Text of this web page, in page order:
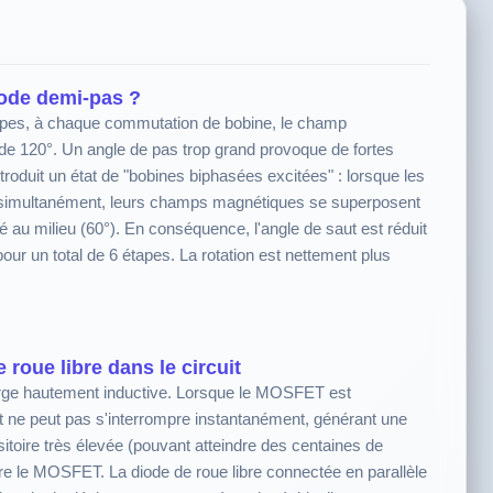
à chaque commutation de bobine, le champ
120°. Un angle de pas trop grand provoque de fortes
un état de "bobines biphasées excitées" : lorsque les
leurs champs magnétiques se superposent
milieu (60°). En conséquence, l'angle de saut est réduit
un total de 6 étapes. La rotation est nettement plus
hautement inductive. Lorsque le MOSFET est
peut pas s'interrompre instantanément, générant une
très élevée (pouvant atteindre des centaines de
le MOSFET. La diode de roue libre connectée en parallèle
de décharge pour cette énergie résiduelle, permettant